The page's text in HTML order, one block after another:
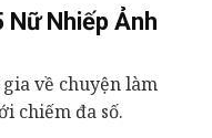
Nữ Nhiếp Ảnh
về chuyện làm
chiếm đa số.